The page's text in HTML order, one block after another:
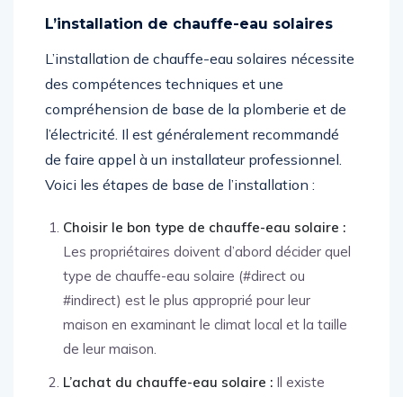
L’installation de chauffe-eau solaires
L’installation de chauffe-eau solaires nécessite
des compétences techniques et une
compréhension de base de la plomberie et de
l’électricité. Il est généralement recommandé
de faire appel à un installateur professionnel.
Voici les étapes de base de l’installation :
Choisir le bon type de chauffe-eau solaire :
Les propriétaires doivent d’abord décider quel
type de chauffe-eau solaire (#direct ou
#indirect) est le plus approprié pour leur
maison en examinant le climat local et la taille
de leur maison.
L’achat du chauffe-eau solaire : Il existe